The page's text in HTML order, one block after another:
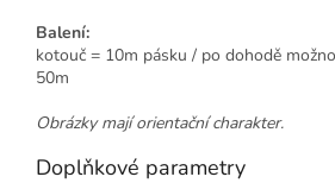
Balení:
kotouč = 10m pásku / po dohodě
50m
Obrázky mají orientační charakter.
Doplňkové parametry